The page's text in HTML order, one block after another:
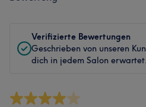
Verifizierte Bewertungen
Geschrieben von unseren
dich in jedem Salon erwartet.